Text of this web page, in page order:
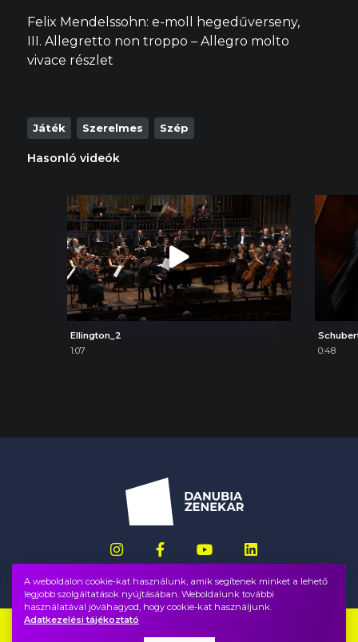
Felix Mendelssohn: e-moll hegedűverseny,
III. Allegretto non troppo – Allegro molto
vivace részlet
Játék Szerelmes Szép
Hasonló videók
Ellington_2
1:07
0:48
A weboldalon cookie-kat használunk, amik segítenek minket a lehető
legjobb szolgáltatások nyújtásában. Weboldalunk további
használatával jóváhagyod, hogy cookie-kat használjunk.
Adatkezelési tájékoztató
Impresszum